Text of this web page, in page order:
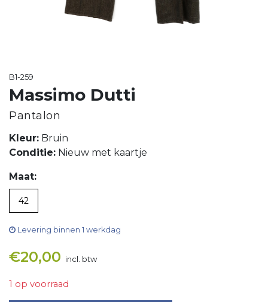
B1-259
Massimo Dutti
Pantalon
Kleur: Bruin
Conditie: Nieuw met kaartje
Maat:
42
Levering binnen 1 werkdag
€20,00 incl. btw
1 op voorraad